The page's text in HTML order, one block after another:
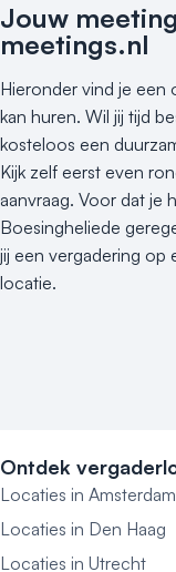
Jouw
meetings.nl
Hieronder vind je een
kan huren. Wil jij tijd
kosteloos een
Kijk zelf eerst even
aanvraag. Voor dat je
Boesingheliede
jij een vergadering op
locatie.
Ontdek
Locaties in Amsterdam
Locaties in Den Haag
Locaties in Utrecht